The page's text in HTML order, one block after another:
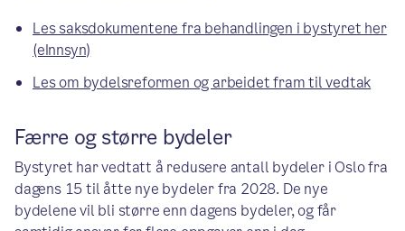
Les saksdokumentene fra behandlingen i bystyret her
(eInnsyn)
Les om bydelsreformen og arbeidet fram til vedtak
Færre og større bydeler
Bystyret har vedtatt å redusere antall bydeler i Oslo fra
dagens 15 til åtte nye bydeler fra 2028. De nye
bydelene vil bli større enn dagens bydeler, og får